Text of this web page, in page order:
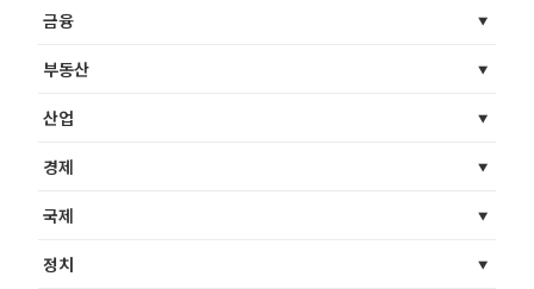
금융
부동산
산업
경제
국제
정치